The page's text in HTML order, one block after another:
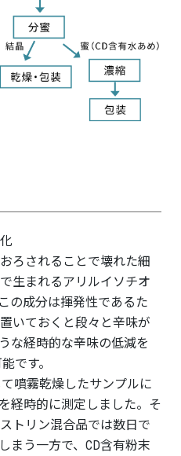
ろされることで壊れた細
生まれるアリルイソチオ
の成分は揮発性であるた
いておくと段々と辛味が
な経時的な辛味の低減を
です。
噴霧乾燥したサンプルに
経時的に測定しました。そ
トリン混合品では数日で
まう一方で、CD含有粉末